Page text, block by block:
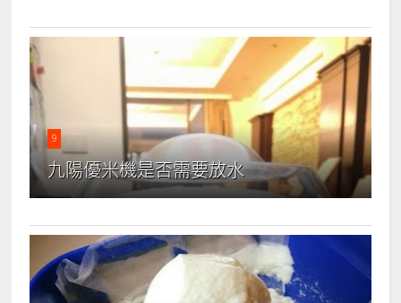
9
九陽優米機是否需要放水